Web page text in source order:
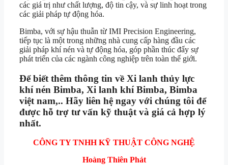
các giá trị như chất lượng, độ tin cậy, và sự linh hoạt trong
các giải pháp tự động hóa.
Bimba, với sự hậu thuẫn từ IMI Precision Engineering,
tiếp tục là một trong những nhà cung cấp hàng đầu các
giải pháp khí nén và tự động hóa, góp phần thúc đẩy sự
phát triển của các ngành công nghiệp trên toàn thế giới.
Để biết thêm thông tin về Xi lanh thủy lực
khí nén Bimba, Xi lanh khí Bimba, Bimba
việt nam,.. Hãy liên hệ ngay với chúng tôi để
được hỗ trợ tư vấn kỹ thuật và giá cả hợp lý
nhất.
CÔNG TY TNHH KỸ THUẬT CÔNG NGHỆ
Hoàng Thiên Phát